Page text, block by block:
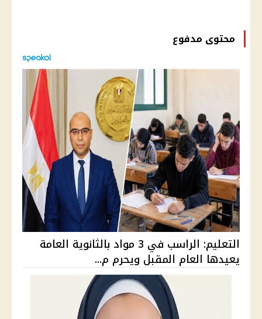
محتوى مدفوع
التعليم: الراسب في 3 مواد بالثانوية العامة
يعيدها العام المقبل ويحرم م...